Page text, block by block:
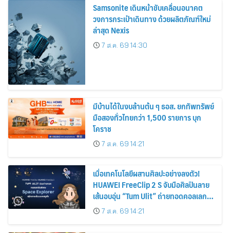
Samsonite เดินหน้าขับเคลื่อนอนาคต
วงการกระเป๋าเดินทาง ด้วยผลิตภัณฑ์ใหม่
ล่าสุด Nexis
7 ส.ค. 69 14:30
มีบ้านได้ในงบล้านต้น ๆ ธอส. ยกทัพทรัพย์
มือสองทั่วไทยกว่า 1,500 รายการ บุก
โคราช
7 ส.ค. 69 14:21
เมื่อเทคโนโลยีผสานศิลปะอย่างลงตัว!
HUAWEI FreeClip 2 S จับมือศิลปินลาย
เส้นอบอุ่น “Tum Ulit” ถ่ายทอดคอลเลก
ชันพิเศษ “Space Explorer” สลักลายเส้น
บนเคสหูฟัง
7 ส.ค. 69 14:21